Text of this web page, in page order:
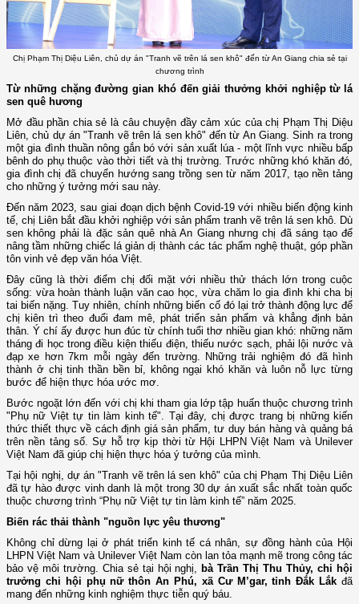
Chị Phạm Thị Diệu Liên, chủ dự án "Tranh vẽ trên lá sen khô" đến từ An Giang chia sẻ tại
chương trình
Từ những chặng đường gian khó đến giải thưởng khởi nghiệp từ lá
sen quê hương
Mở đầu phần chia sẻ là câu chuyện đầy cảm xúc của chị Phạm Thị Diệu
Liên, chủ dự án "Tranh vẽ trên lá sen khô" đến từ An Giang. Sinh ra trong
một gia đình thuần nông gắn bó với sản xuất lúa - một lĩnh vực nhiều bấp
bênh do phụ thuộc vào thời tiết và thị trường. Trước những khó khăn đó,
gia đình chị đã chuyển hướng sang trồng sen từ năm 2017, tạo nền tảng
cho những ý tưởng mới sau này.
Đến năm 2023, sau giai đoạn dịch bệnh Covid-19 với nhiều biến động kinh
tế, chị Liên bắt đầu khởi nghiệp với sản phẩm tranh vẽ trên lá sen khô. Dù
sen không phải là đặc sản quê nhà An Giang nhưng chị đã sáng tạo để
nâng tầm những chiếc lá giản dị thành các tác phẩm nghệ thuật, góp phần
tôn vinh vẻ đẹp văn hóa Việt.
Đây cũng là thời điểm chị đối mặt với nhiều thử thách lớn trong cuộc
sống: vừa hoàn thành luận văn cao học, vừa chăm lo gia đình khi cha bị
tai biến nặng. Tuy nhiên, chính những biến cố đó lại trở thành động lực để
chị kiên trì theo đuổi đam mê, phát triển sản phẩm và khẳng định bản
thân. Ý chí ấy được hun đúc từ chính tuổi thơ nhiều gian khó: những năm
tháng đi học trong điều kiện thiếu điện, thiếu nước sạch, phải lội nước và
đạp xe hơn 7km mỗi ngày đến trường. Những trải nghiệm đó đã hình
thành ở chị tinh thần bền bỉ, không ngại khó khăn và luôn nỗ lực từng
bước để hiện thực hóa ước mơ.
Bước ngoặt lớn đến với chị khi tham gia lớp tập huấn thuộc chương trình
"Phụ nữ Việt tự tin làm kinh tế". Tại đây, chị được trang bị những kiến
thức thiết thực về cách định giá sản phẩm, tư duy bán hàng và quảng bá
trên nền tảng số. Sự hỗ trợ kịp thời từ Hội LHPN Việt Nam và Unilever
Việt Nam đã giúp chị hiện thực hóa ý tưởng của mình.
Tại hội nghị, dự án "Tranh vẽ trên lá sen khô" của chị Phạm Thị Diệu Liên
đã tự hào được vinh danh là một trong 30 dự án xuất sắc nhất toàn quốc
thuộc chương trình “Phụ nữ Việt tự tin làm kinh tế” năm 2025.
Biến rác thải thành "nguồn lực yêu thương"
Không chỉ dừng lại ở phát triển kinh tế cá nhân, sự đồng hành của Hội
LHPN Việt Nam và Unilever Việt Nam còn lan tỏa mạnh mẽ trong công tác
bảo vệ môi trường. Chia sẻ tại hội nghị, bà Trần Thị Thu Thủy, chi hội
trưởng chi hội phụ nữ thôn An Phú, xã Cư M’gar, tỉnh Đắk Lắk đã
mang đến những kinh nghiệm thực tiễn quý báu.